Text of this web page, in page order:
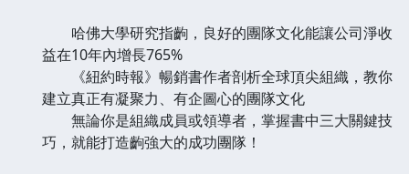
哈佛大學研究指齣，良好的團隊文化能讓公司淨收
益在10年內增長765%
《紐約時報》暢銷書作者剖析全球頂尖組織，教你
建立真正有凝聚力、有企圖心的團隊文化
無論你是組織成員或領導者，掌握書中三大關鍵技
巧，就能打造齣強大的成功團隊！